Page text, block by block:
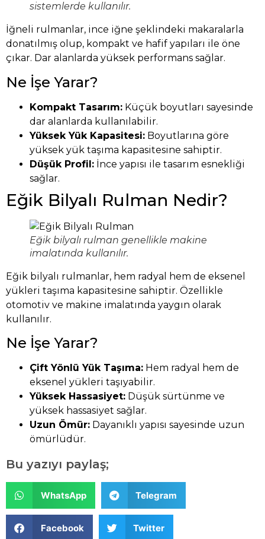
sistemlerde kullanılır.
İğneli rulmanlar, ince iğne şeklindeki makaralarla
donatılmış olup, kompakt ve hafif yapıları ile öne
çıkar. Dar alanlarda yüksek performans sağlar.
Ne İşe Yarar?
Kompakt Tasarım: Küçük boyutları sayesinde
dar alanlarda kullanılabilir.
Yüksek Yük Kapasitesi: Boyutlarına göre
yüksek yük taşıma kapasitesine sahiptir.
Düşük Profil: İnce yapısı ile tasarım esnekliği
sağlar.
Eğik Bilyalı Rulman Nedir?
Eğik bilyalı rulman genellikle makine
imalatında kullanılır.
Eğik bilyalı rulmanlar, hem radyal hem de eksenel
yükleri taşıma kapasitesine sahiptir. Özellikle
otomotiv ve makine imalatında yaygın olarak
kullanılır.
Ne İşe Yarar?
Çift Yönlü Yük Taşıma: Hem radyal hem de
eksenel yükleri taşıyabilir.
Yüksek Hassasiyet: Düşük sürtünme ve
yüksek hassasiyet sağlar.
Uzun Ömür: Dayanıklı yapısı sayesinde uzun
ömürlüdür.
Bu yazıyı paylaş;
WhatsApp Telegram
Facebook Twitter